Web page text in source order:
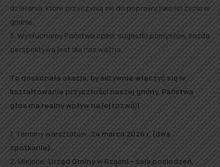
działania, które przyczynią się do poprawy jakości życia w
gminie.
3. Wysłuchamy Państwa opinii, sugestii i pomysłów, każda
perspektywa jest dla nas ważna.
To doskonała okazja, by aktywnie włączyć się w
kształtowanie przyszłości naszej gminy. Państwa
głos ma realny wpływ na jej rozwój!
1. Terminy warsztatów: 24 marca 2026 r. (dwa
spotkania).
2. Miejsce: Urząd Gminy w Rząśni – sala posiedzeń,